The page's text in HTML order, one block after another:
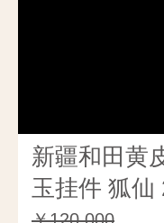
新疆和田黄
玉挂件 狐仙